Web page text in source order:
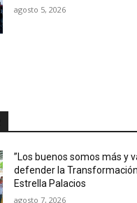
agosto 5, 2026
”Los buenos somos más y
defender la
Estrella Palacios
agosto 7, 2026